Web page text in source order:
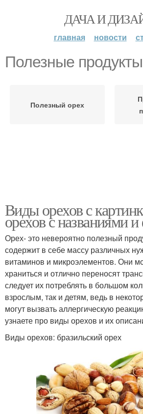
ДАЧА И
главная новости
Полезные продукты
Полезный орех
Виды орехов с
орехов с названиями
Орех- это невероятно полезный
содержит в себе массу различных
витаминов и микроэлементов. Они
храниться и отлично переносят
следует их потреблять в большом
взрослым, так и детям, ведь в
могут вызвать аллергическую
узнаете про виды орехов и их
Виды орехов: бразильский орех